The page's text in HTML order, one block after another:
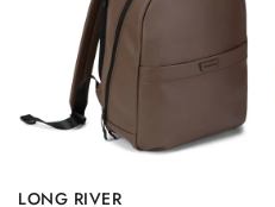
LONG RIVER